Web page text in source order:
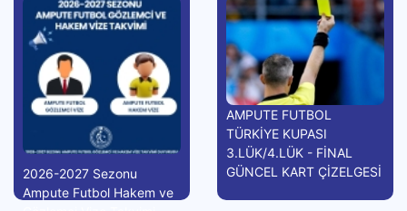
2026-2027 Sezonu
Ampute Futbol Hakem ve
AMPUTE FUTBOL
TÜRKİYE KUPASI
3.LÜK/4.LÜK - FİNAL
GÜNCEL KART ÇİZELGESİ